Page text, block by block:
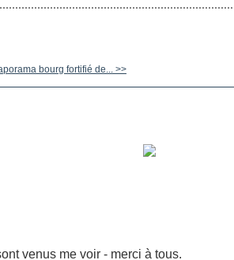
bourg fortifié de... >>
venus me voir - merci à tous.